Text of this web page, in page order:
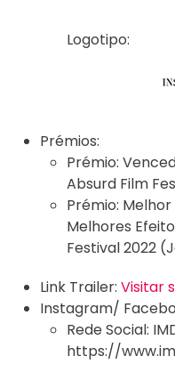
Logotipo:
Prémios:
Prémio:
Absurd Film
Prémio:
Melhores
Festival 2022
Link Trailer: Visitar
Instagram/
Rede Social:
https://